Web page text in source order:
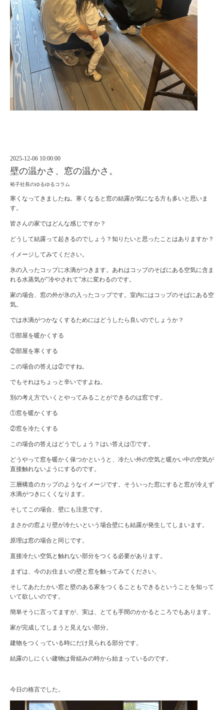
2025-12-06 10:00:00
壁の温かさ、窓の温かさ。
裕子社長のゆるゆるコラム
寒くなってきましたね。寒くなると窓の結露が気になる方も多いと思いま
す。
皆さんの家ではどんな感じですか？
どうして結露って起きるのでしょう？知りたいと思ったことはありますか？
イメージしてみてください。
氷の入ったコップに水滴がつきます。あれはコップのそばにある空気に含ま
れる水蒸気が”冷やされて”水に変わるのです。
家の場合、窓の外が氷の入ったコップです。室内にはコップのそばにある空
気。
では水滴がつかなくするためにはどうしたら良いのでしょうか？
①部屋を暖かくする
②部屋を寒くする
この場合の答えは②ですね。
でもそれはちょっと辛いですよね。
別の考え方でいくとやってみることができるのは窓です。
①窓を暖かくする
②窓を冷たくする
この場合の答えはどうでしょう？はい答えは①です。
どうやって窓を暖かく保つかというと、冷たい外の空気と暖かい中の空気が
直接触れないようにするのです。
三層構造のカップのようなイメージです。そういった窓にすると窓が冷えず
水滴がつきにくくなります。
そしてこの場合、壁にも注意です。
まさかの窓より壁が冷たいという場合壁にも結露が発生してしまいます。
原理は窓の場合と同じです。
直接冷たい空気と触れない部分をつくる必要があります。
まずは、今のお住まいの壁と窓を触ってみてください。
そしてあたたかい窓と壁のある家をつくることもできるということを知って
いて欲しいのです。
簡単そうに言ってますが、実は、とても手間のかかるところでもあります。
家が完成してしまうと見えない部分。
建物をつくっている時にだけ見られる部分です。
結露のしにくい建物は骨組みの時から始まっているのです。
今日の格言でした。